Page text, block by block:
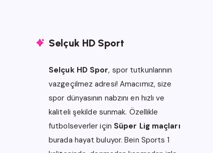
Selçuk HD Sport
Selçuk HD Spor, spor tutkunlarının
vazgeçilmez adresi! Amacımız, size
spor dünyasının nabzını en hızlı ve
kaliteli şekilde sunmak. Özellikle
futbolseverler için Süper Lig maçları
burada hayat buluyor.Bein Sports 1